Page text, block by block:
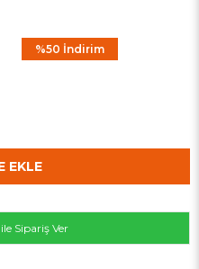
%50 İndirim
Sipariş Ver